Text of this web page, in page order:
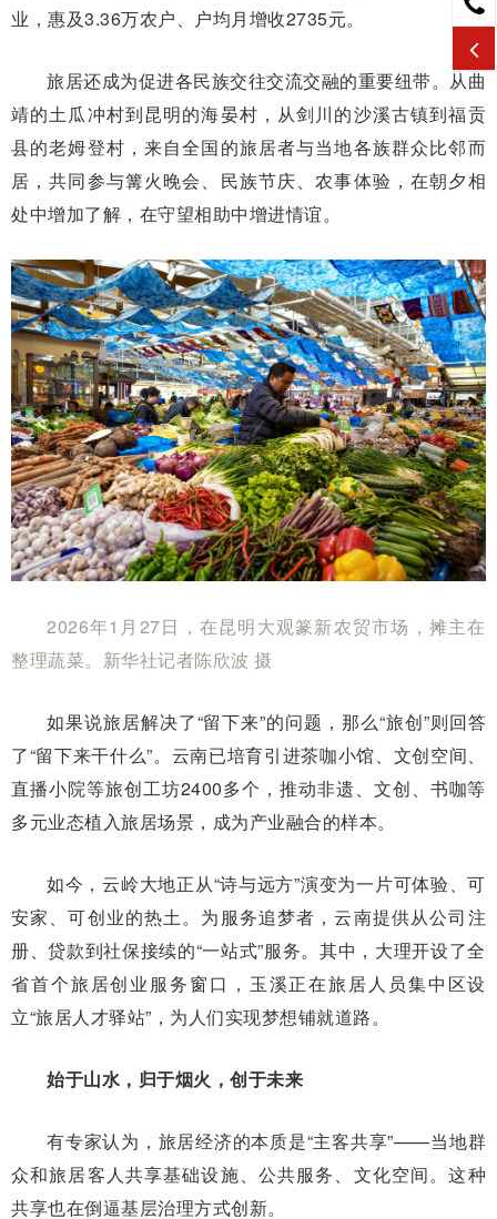
业，惠及3.36万农户、户均月增收2735元。
旅居还成为促进各民族交往交流交融的重要纽带。从曲
靖的土瓜冲村到昆明的海晏村，从剑川的沙溪古镇到福贡
县的老姆登村，来自全国的旅居者与当地各族群众比邻而
居，共同参与篝火晚会、民族节庆、农事体验，在朝夕相
处中增加了解，在守望相助中增进情谊。
2026年1月27日，在昆明大观篆新农贸市场，摊主在
整理蔬菜。新华社记者陈欣波 摄
如果说旅居解决了“留下来”的问题，那么“旅创”则回答
了“留下来干什么”。云南已培育引进茶咖小馆、文创空间、
直播小院等旅创工坊2400多个，推动非遗、文创、书咖等
多元业态植入旅居场景，成为产业融合的样本。
如今，云岭大地正从“诗与远方”演变为一片可体验、可
安家、可创业的热土。为服务追梦者，云南提供从公司注
册、贷款到社保接续的“一站式”服务。其中，大理开设了全
省首个旅居创业服务窗口，玉溪正在旅居人员集中区设
立“旅居人才驿站”，为人们实现梦想铺就道路。
始于山水，归于烟火，创于未来
有专家认为，旅居经济的本质是“主客共享”——当地群
众和旅居客人共享基础设施、公共服务、文化空间。这种
共享也在倒逼基层治理方式创新。